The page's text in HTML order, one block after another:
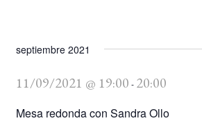
septiembre 2021
Mesa redonda con Sandra Ollo
11/09/2021 @ 19:00 - 20:00